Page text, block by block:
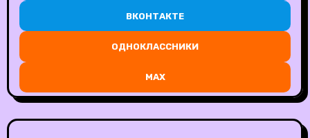
ВКОНТАКТЕ
ОДНОКЛАССНИКИ
MAX